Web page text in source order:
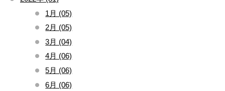
1月 (05)
2月 (05)
3月 (04)
4月 (06)
5月 (06)
6月 (06)